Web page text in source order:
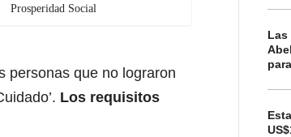
Prosperidad Social
personas que no lograron
Los requisitos
Las